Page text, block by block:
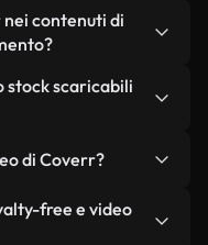
personalizzato
di licenza.
dell'autore.
libreria sono
sia sempre
nei contenuti di
essere utilizzati
promozioni sui
o ridistribuiscano
stock scaricabili
artificiale, include
puliti e pronti
di Coverr?
o remixare i
il prodotto
free e video